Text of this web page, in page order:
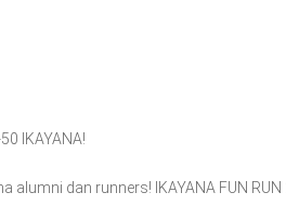
IKAYANA!
dan runners! IKAYANA FUN RUN